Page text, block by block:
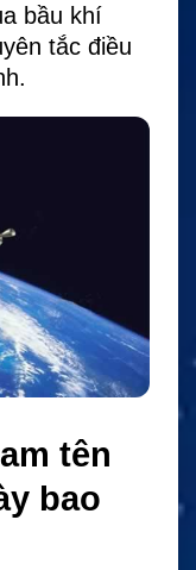
bầu khí
tắc điều
tên
bao